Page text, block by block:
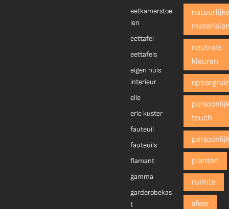
eetkamerstoe
len
eettafel
eettafels
eigen huis
interieur
elle
eric kuster
fauteuil
fauteuils
flamant
gamma
garderobekas
t
neutrale
kleuren
touch
planten
ruimte
sfeer